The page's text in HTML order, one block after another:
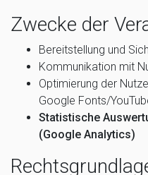
Zwecke der
Bereitstellung und
Kommunikation mit
Optimierung der
Google Fonts/
Statistische
(Google Analytics)